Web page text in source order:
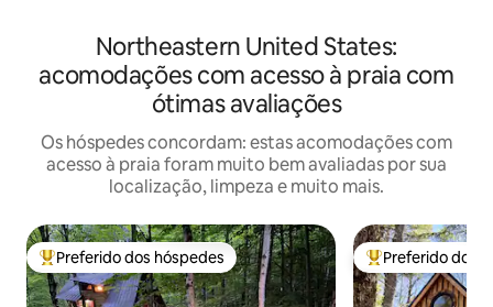
Northeastern United States:
acomodações com acesso à praia com
ótimas avaliações
Os hóspedes concordam: estas acomodações com
acesso à praia foram muito bem avaliadas por sua
localização, limpeza e muito mais.
Entre os melhores preferidos dos hóspedes
Preferido dos hóspedes Entre os
Preferido dos